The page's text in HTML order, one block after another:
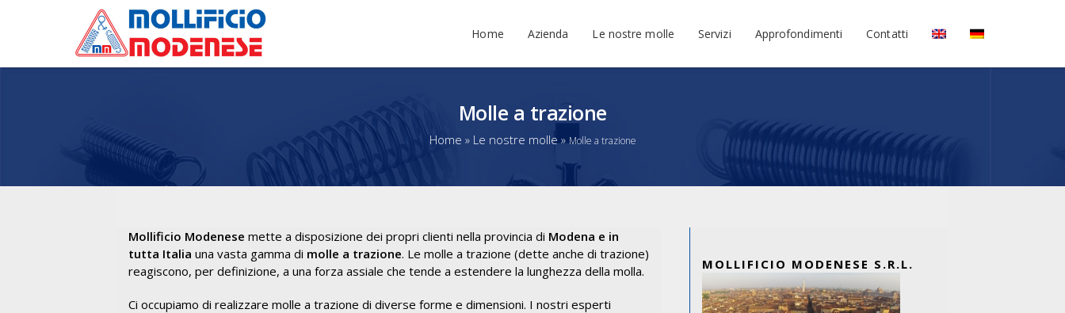
Home Azienda Le nostre molle Servizi Approfondimenti Contatti
Molle a trazione
Home » Le nostre molle»Molle a trazione
Mollificio Modenese mette a disposizione dei propri clienti nella provincia di Modena e in
tutta Italia una vasta gamma di molle a trazione. Le molle a trazione (dette anche di trazione)
reagiscono, per definizione, a una forza assiale che tende a estendere la lunghezza della molla.
Ci occupiamo di realizzare molle a trazione di diverse forme e dimensioni. I nostri esperti
MOLLIFICIO MODENESE S.R.L.